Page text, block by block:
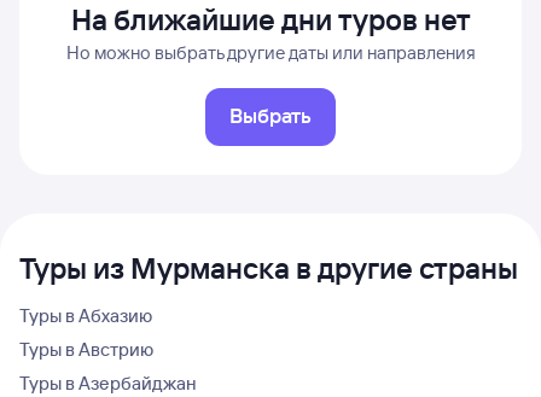
На ближайшие дни туров нет
Но можно выбрать другие даты или направления
Выбрать
Туры из Мурманска в другие страны
Туры в Абхазию
Туры в Австрию
Туры в Азербайджан